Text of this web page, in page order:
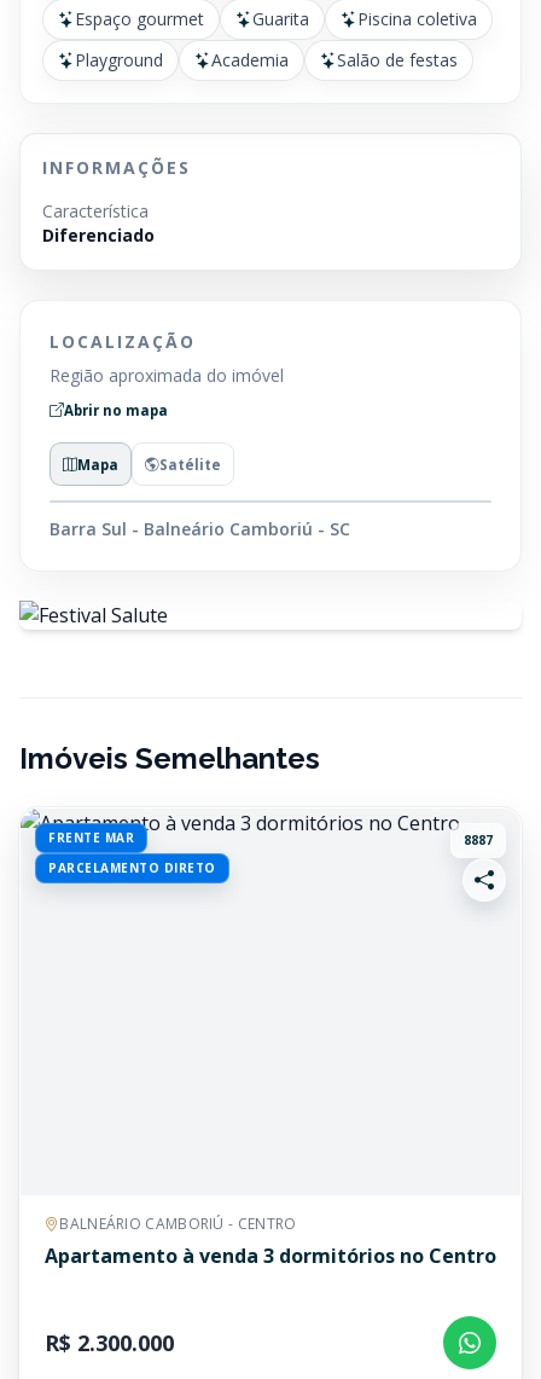
Espaço gourmet Guarita
Piscina coletiva
Playground
Academia Salão de festas
INFORMAÇÕES
Característica
Diferenciado
LOCALIZAÇÃO
Região aproximada do imóvel
Abrir no mapa
Mapa Satélite
Barra Sul - Balneário Camboriú - SC
Imóveis Semelhantes
FRENTE MAR
PARCELAMENTO DIRETO
8887
BALNEÁRIO CAMBORIÚ - CENTRO
Apartamento à venda 3 dormitórios no Centro
R$ 2.300.000